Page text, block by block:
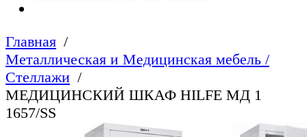
Главная
Металлическая и Медицинская мебель /
Стеллажи
МЕДИЦИНСКИЙ ШКАФ HILFE МД 1
1657/SS